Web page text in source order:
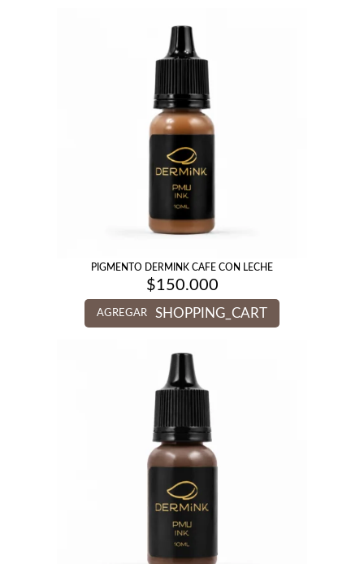
PIGMENTO DERMINK CAFE CON LECHE
$150.000
AGREGAR SHOPPING_CART